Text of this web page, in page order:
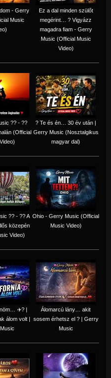
- Gerry
Music
Ez a dal minden szülőt
megérint… ? Vigyázz
magadra fiam - Gerry
Music (Official Music
Video)
?? - ??
(Official
? Te és én… 30 év után |
Gerry Music (Nosztalgikus
magyar dal)
?? - ?? A
közepén
Video)
Ohio - Gerry Music (Official
Music Video)
✈️? |
álom volt |
Álomarcú lány… akit
sosem érhetsz el ? | Gerry
Music